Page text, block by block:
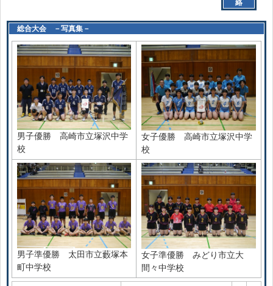
絡
総合大会 －写真集－
男子優勝 高崎市立塚沢中学
校
女子優勝 高崎市立塚沢中学
校
男子準優勝 太田市立藪塚本
町中学校
女子準優勝 みどり市立大
間々中学校